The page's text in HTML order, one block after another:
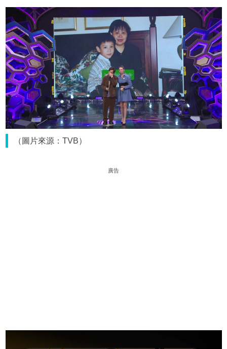
（圖片來源：TVB）
廣告